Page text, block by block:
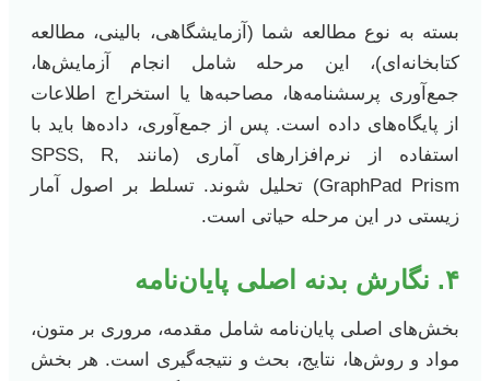
بسته به نوع مطالعه شما (آزمایشگاهی، بالینی، مطالعه
کتابخانه‌ای)، این مرحله شامل انجام آزمایش‌ها،
جمع‌آوری پرسشنامه‌ها، مصاحبه‌ها یا استخراج اطلاعات
از پایگاه‌های داده است. پس از جمع‌آوری، داده‌ها باید با
استفاده از نرم‌افزارهای آماری (مانند SPSS, R,
GraphPad Prism) تحلیل شوند. تسلط بر اصول آمار
زیستی در این مرحله حیاتی است.
۴. نگارش بدنه اصلی پایان‌نامه
بخش‌های اصلی پایان‌نامه شامل مقدمه، مروری بر متون،
مواد و روش‌ها، نتایج، بحث و نتیجه‌گیری است. هر بخش